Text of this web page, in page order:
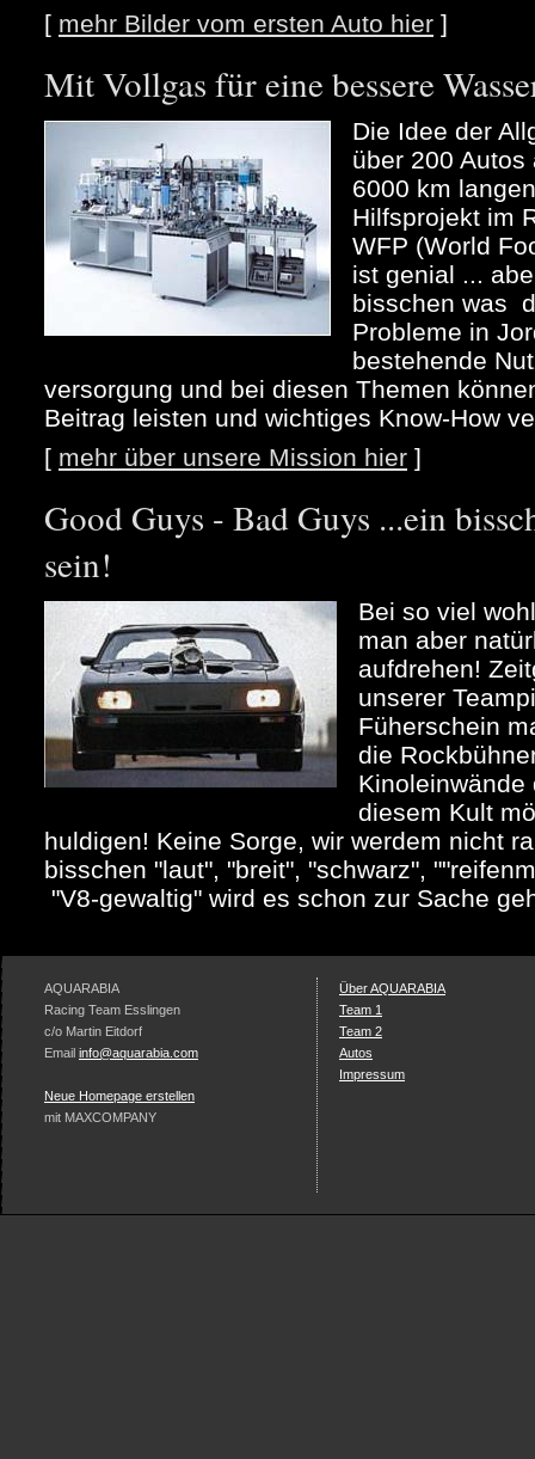
[ mehr Bilder vom ersten Auto hier ]
Mit Vollgas für eine bessere
Die Idee der
über 200
6000 km
Hilfsprojekt im
WFP (World
ist genial ...
bisschen was
Probleme in
bestehende
versorgung und bei diesen Themen
Beitrag leisten und wichtiges Know-How
[ mehr über unsere Mission hier ]
Good Guys - Bad Guys ...ein
sein!
Bei so viel
man aber
aufdrehen!
unserer
Füherschein
die
Kinoleinwände
diesem Kult
huldigen! Keine Sorge, wir werdem nicht
bisschen "laut", "breit", "schwarz",
"V8-gewaltig" wird es schon zur Sache
AQUARABIA
Racing Team Esslingen
c/o Martin Eitdorf
Email info@aquarabia.com
Neue Homepage erstellen
mit MAXCOMPANY
Über AQUARABIA
Team 1
Team 2
Autos
Impressum